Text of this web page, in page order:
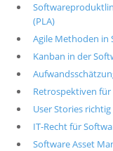
(PLA)
Agile Methoden in
Kanban in der
Retrospektiven
User Stories
IT-Recht für
Software Asset